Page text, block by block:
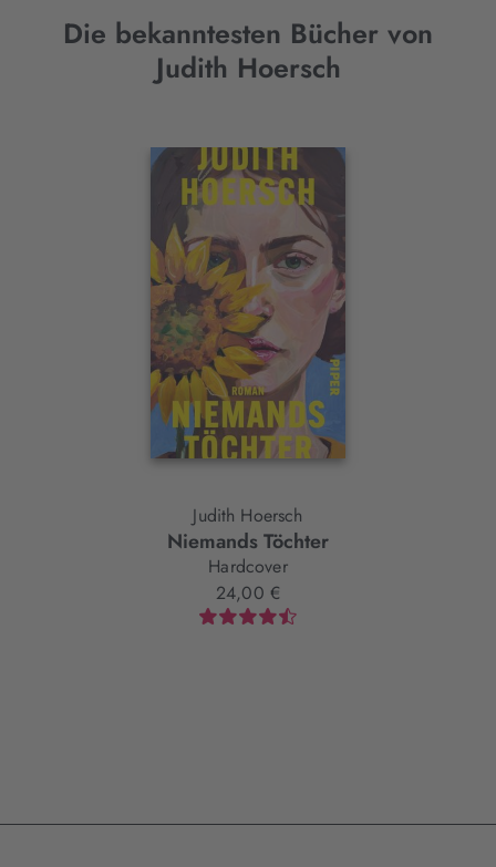
Die bekanntesten Bücher von
Judith Hoersch
Interaktives
Judith Hoersch
Niemands Töchter
Hardcover
24,00 €